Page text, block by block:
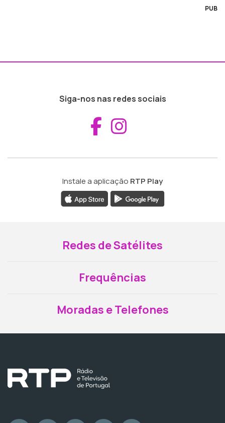
PUB
Siga-nos nas redes sociais
Aceder ao
Instale a aplicação RTP Play
Redes de Satélites
Frequências
Moradas e Telefones